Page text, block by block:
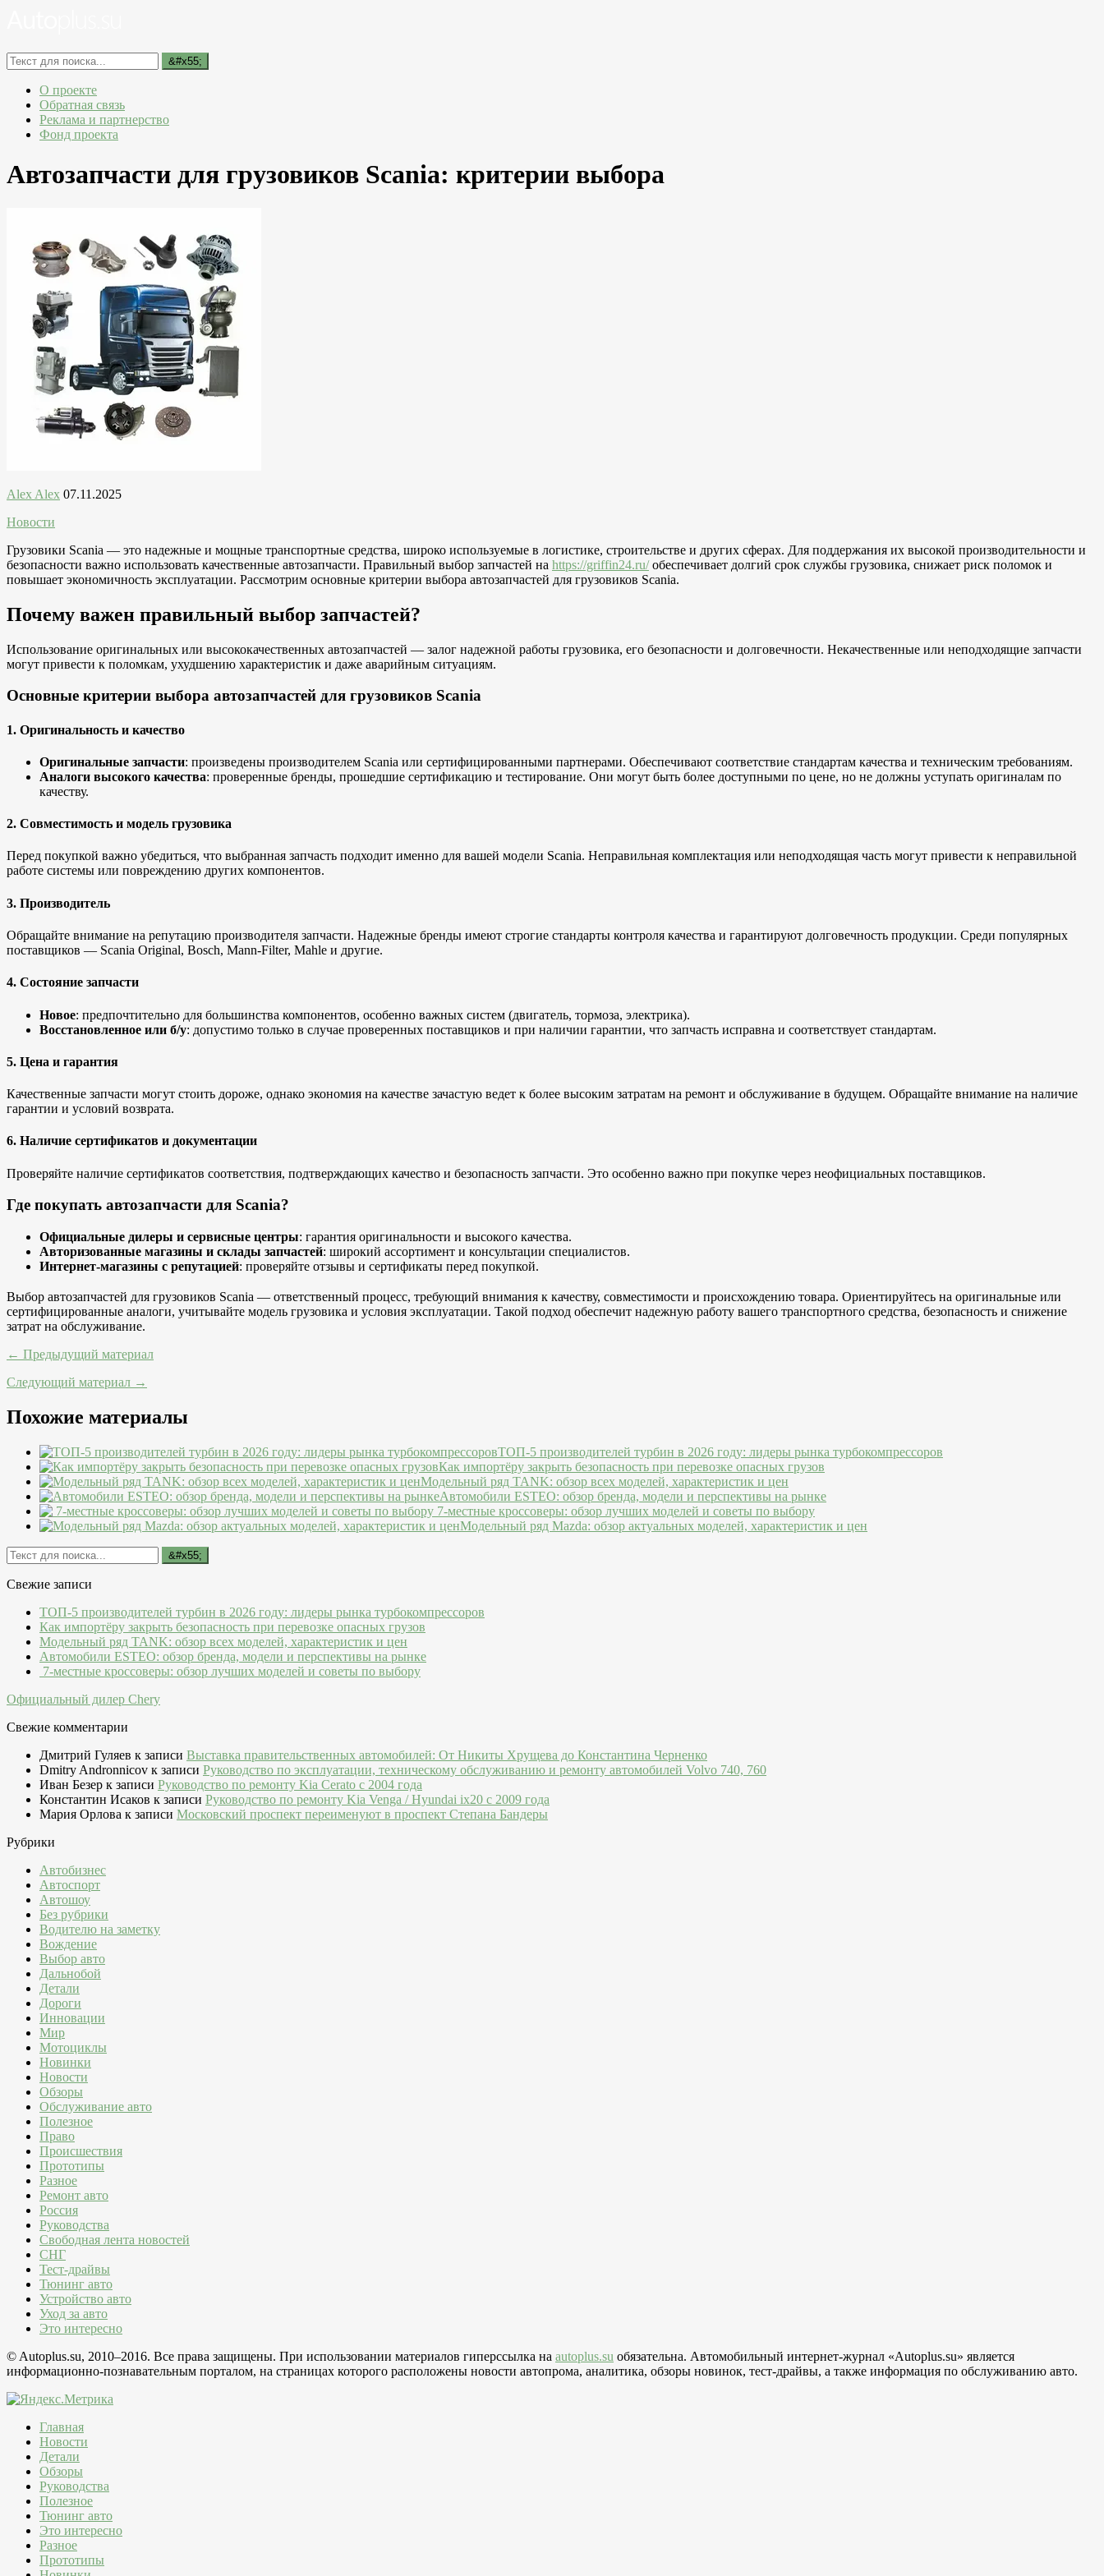
О проекте
Обратная связь
Реклама и партнерство
Фонд проекта
Автозапчасти для грузовиков Scania: критерии выбора
Alex Alex 07.11.2025
Новости
Грузовики Scania — это надежные и мощные транспортные средства, широко используемые в логистике, строительстве и других сферах. Для поддержания их высокой производительности и
безопасности важно использовать качественные автозапчасти. Правильный выбор запчастей на https://griffin24.ru/обеспечивает долгий срок службы грузовика, снижает риск поломок и
повышает экономичность эксплуатации. Рассмотрим основные критерии выбора автозапчастей для грузовиков Scania.
Почему важен правильный выбор запчастей?
Использование оригинальных или высококачественных автозапчастей — залог надежной работы грузовика, его безопасности и долговечности. Некачественные или неподходящие запчасти
могут привести к поломкам, ухудшению характеристик и даже аварийным ситуациям.
Основные критерии выбора автозапчастей для грузовиков Scania
1. Оригинальность и качество
Оригинальные запчасти: произведены производителем Scania или сертифицированными партнерами. Обеспечивают соответствие стандартам качества и техническим требованиям.
Аналоги высокого качества: проверенные бренды, прошедшие сертификацию и тестирование. Они могут быть более доступными по цене, но не должны уступать оригиналам по
качеству.
2. Совместимость и модель грузовика
Перед покупкой важно убедиться, что выбранная запчасть подходит именно для вашей модели Scania. Неправильная комплектация или неподходящая часть могут привести к неправильной
работе системы или повреждению других компонентов.
3. Производитель
Обращайте внимание на репутацию производителя запчасти. Надежные бренды имеют строгие стандарты контроля качества и гарантируют долговечность продукции. Среди популярных
поставщиков — Scania Original, Bosch, Mann-Filter, Mahle и другие.
4. Состояние запчасти
Новое: предпочтительно для большинства компонентов, особенно важных систем (двигатель, тормоза, электрика).
Восстановленное или б/у: допустимо только в случае проверенных поставщиков и при наличии гарантии, что запчасть исправна и соответствует стандартам.
5. Цена и гарантия
Качественные запчасти могут стоить дороже, однако экономия на качестве зачастую ведет к более высоким затратам на ремонт и обслуживание в будущем. Обращайте внимание на наличие
гарантии и условий возврата.
6. Наличие сертификатов и документации
Проверяйте наличие сертификатов соответствия, подтверждающих качество и безопасность запчасти. Это особенно важно при покупке через неофициальных поставщиков.
Где покупать автозапчасти для Scania?
Официальные дилеры и сервисные центры: гарантия оригинальности и высокого качества.
Авторизованные магазины и склады запчастей: широкий ассортимент и консультации специалистов.
Интернет-магазины с репутацией: проверяйте отзывы и сертификаты перед покупкой.
Выбор автозапчастей для грузовиков Scania — ответственный процесс, требующий внимания к качеству, совместимости и происхождению товара. Ориентируйтесь на оригинальные или
сертифицированные аналоги, учитывайте модель грузовика и условия эксплуатации. Такой подход обеспечит надежную работу вашего транспортного средства, безопасность и снижение
затрат на обслуживание.
← Предыдущий материал
Следующий материал →
Похожие материалы
ТОП-5 производителей турбин в 2026 году: лидеры рынка турбокомпрессоров
Как импортёру закрыть безопасность при перевозке опасных грузов
Модельный ряд TANK: обзор всех моделей, характеристик и цен
Автомобили ESTEO: обзор бренда, модели и перспективы на рынке
7-местные кроссоверы: обзор лучших моделей и советы по выбору
Модельный ряд Mazda: обзор актуальных моделей, характеристик и цен
Свежие записи
ТОП-5 производителей турбин в 2026 году: лидеры рынка турбокомпрессоров
Как импортёру закрыть безопасность при перевозке опасных грузов
Модельный ряд TANK: обзор всех моделей, характеристик и цен
Автомобили ESTEO: обзор бренда, модели и перспективы на рынке
7-местные кроссоверы: обзор лучших моделей и советы по выбору
Официальный дилер Chery
Свежие комментарии
Дмитрий Гуляев к записи Выставка правительственных автомобилей: От Никиты Хрущева до Константина Черненко
Dmitry Andronnicov к записи Руководство по эксплуатации, техническому обслуживанию и ремонту автомобилей Volvo 740, 760
Иван Безер к записи Руководство по ремонту Kia Cerato c 2004 года
Константин Исаков к записи Руководство по ремонту Kia Venga / Hyundai ix20 c 2009 года
Мария Орлова к записи Московский проспект переименуют в проспект Степана Бандеры
Рубрики
Автобизнес
Автоспорт
Автошоу
Без рубрики
Водителю на заметку
Вождение
Выбор авто
Дальнобой
Детали
Дороги
Инновации
Мир
Мотоциклы
Новинки
Новости
Обзоры
Обслуживание авто
Полезное
Право
Происшествия
Прототипы
Разное
Ремонт авто
Россия
Руководства
Свободная лента новостей
СНГ
Тест-драйвы
Тюнинг авто
Устройство авто
Уход за авто
Это интересно
© Autoplus.su, 2010–2016. Все права защищены. При использовании материалов гиперссылка на autoplus.su обязательна. Автомобильный интернет-журнал «Autoplus.su» является
информационно-познавательным порталом, на страницах которого расположены новости автопрома, аналитика, обзоры новинок, тест-драйвы, а также информация по обслуживанию авто.
Главная
Новости
Детали
Обзоры
Руководства
Полезное
Тюнинг авто
Это интересно
Разное
Прототипы